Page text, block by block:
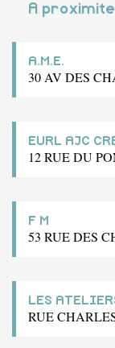
A proximite
A.M.E.
30 AV DES
EURL AJC
12 RUE DU
F M
53 RUE DES
LES
RUE